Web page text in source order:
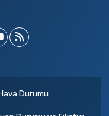
Durumu